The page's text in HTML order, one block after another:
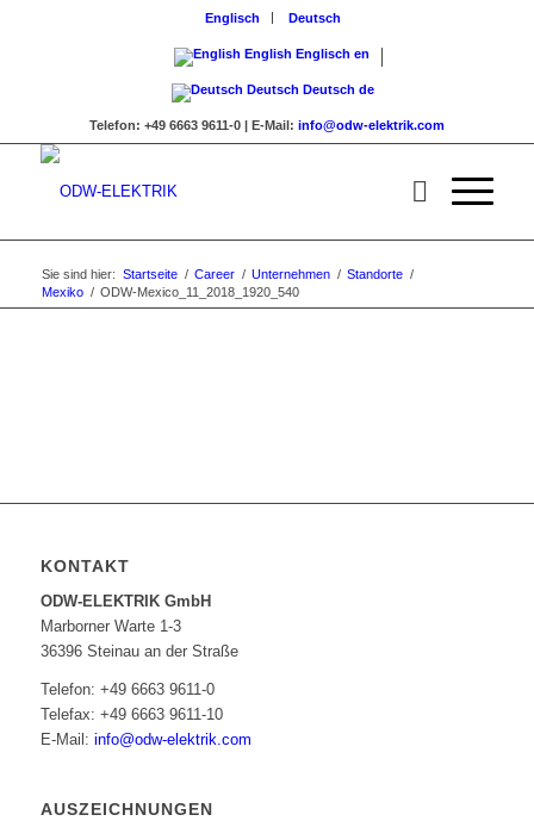
Englisch Deutsch
English Englisch en
Deutsch Deutsch de
Telefon: +49 6663 9611-0 | E-Mail: info@odw-elektrik.com
Sie sind hier: Startseite / Career / Unternehmen / Standorte /
Mexiko / ODW-Mexico_11_2018_1920_540
KONTAKT
ODW-ELEKTRIK GmbH
Marborner Warte 1-3
36396 Steinau an der Straße
Telefon: +49 6663 9611-0
Telefax: +49 6663 9611-10
E-Mail: info@odw-elektrik.com
AUSZEICHNUNGEN